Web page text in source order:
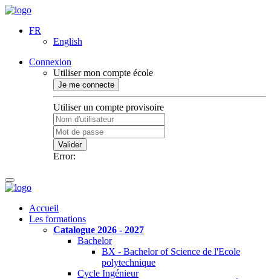
FR
English
Connexion
Utiliser mon compte école
Je me connecte
Utiliser un compte provisoire
Valider
Error:
Accueil
Les formations
Catalogue 2026 - 2027
Bachelor
BX - Bachelor of Science de l'Ecole
polytechnique
Cycle Ingénieur